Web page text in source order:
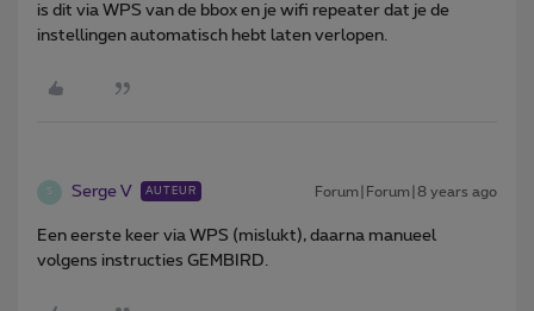
is dit via WPS van de bbox en je wifi repeater dat je de
instellingen automatisch hebt laten verlopen.
S Serge V AUTEUR Forum|Forum|8 years ago
Een eerste keer via WPS (mislukt), daarna manueel
volgens instructies GEMBIRD.